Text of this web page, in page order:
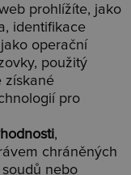
prohlížíte, jako
identifikace
operační
použitý
získané
pro
,
chráněných
nebo